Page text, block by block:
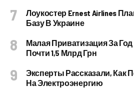
Лоукостер Ernest Airlines
Базу В Украине
Малая Приватизация За
Почти 1,5 Млрд Грн
Эксперты Рассказали, Как
На Электроэнергию